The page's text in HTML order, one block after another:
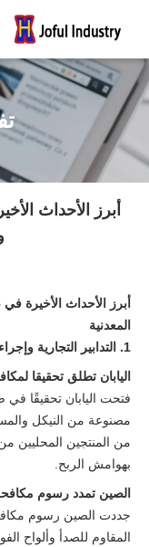
أبرز الأحداث
أبرز الأحداث الأخيرة
المعدنية
1. التدابير التجارية وإجراءات مكافحة الإغراق
اليابان تطلق تحقيقا
فتحت اليابان تحقيقًا في
مصنوعة من النيكل
من المنتجين المحليين
بهوامش الربح.
الصين تمدد رسوم
جددت الصين رسوم
المقاوم للصدأ وألواح